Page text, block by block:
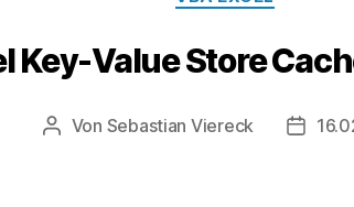
Key-Value Store
Beitragsautor
Von Sebastian Viereck